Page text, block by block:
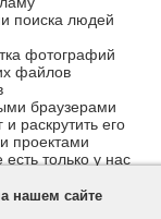
поиска людей
фотографий
файлов
браузерами
раскрутить его
проектами
только у нас
нашем сайте